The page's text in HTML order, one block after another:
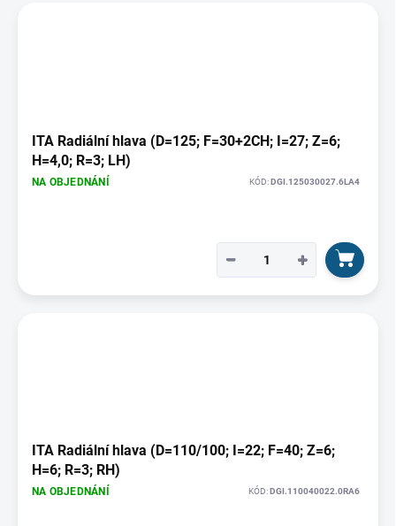
ITA Radiální hlava (D=125; F=30+2CH; I=27; Z=6;
H=4,0; R=3; LH)
NA OBJEDNÁNÍ KÓD:DGI.125030027.6LA4
+
−
ITA Radiální hlava (D=110/100; I=22; F=40; Z=6;
H=6; R=3; RH)
NA OBJEDNÁNÍ KÓD:DGI.110040022.0RA6